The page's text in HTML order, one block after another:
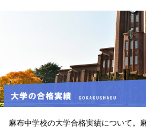
麻布中学校の大学合格実績について。